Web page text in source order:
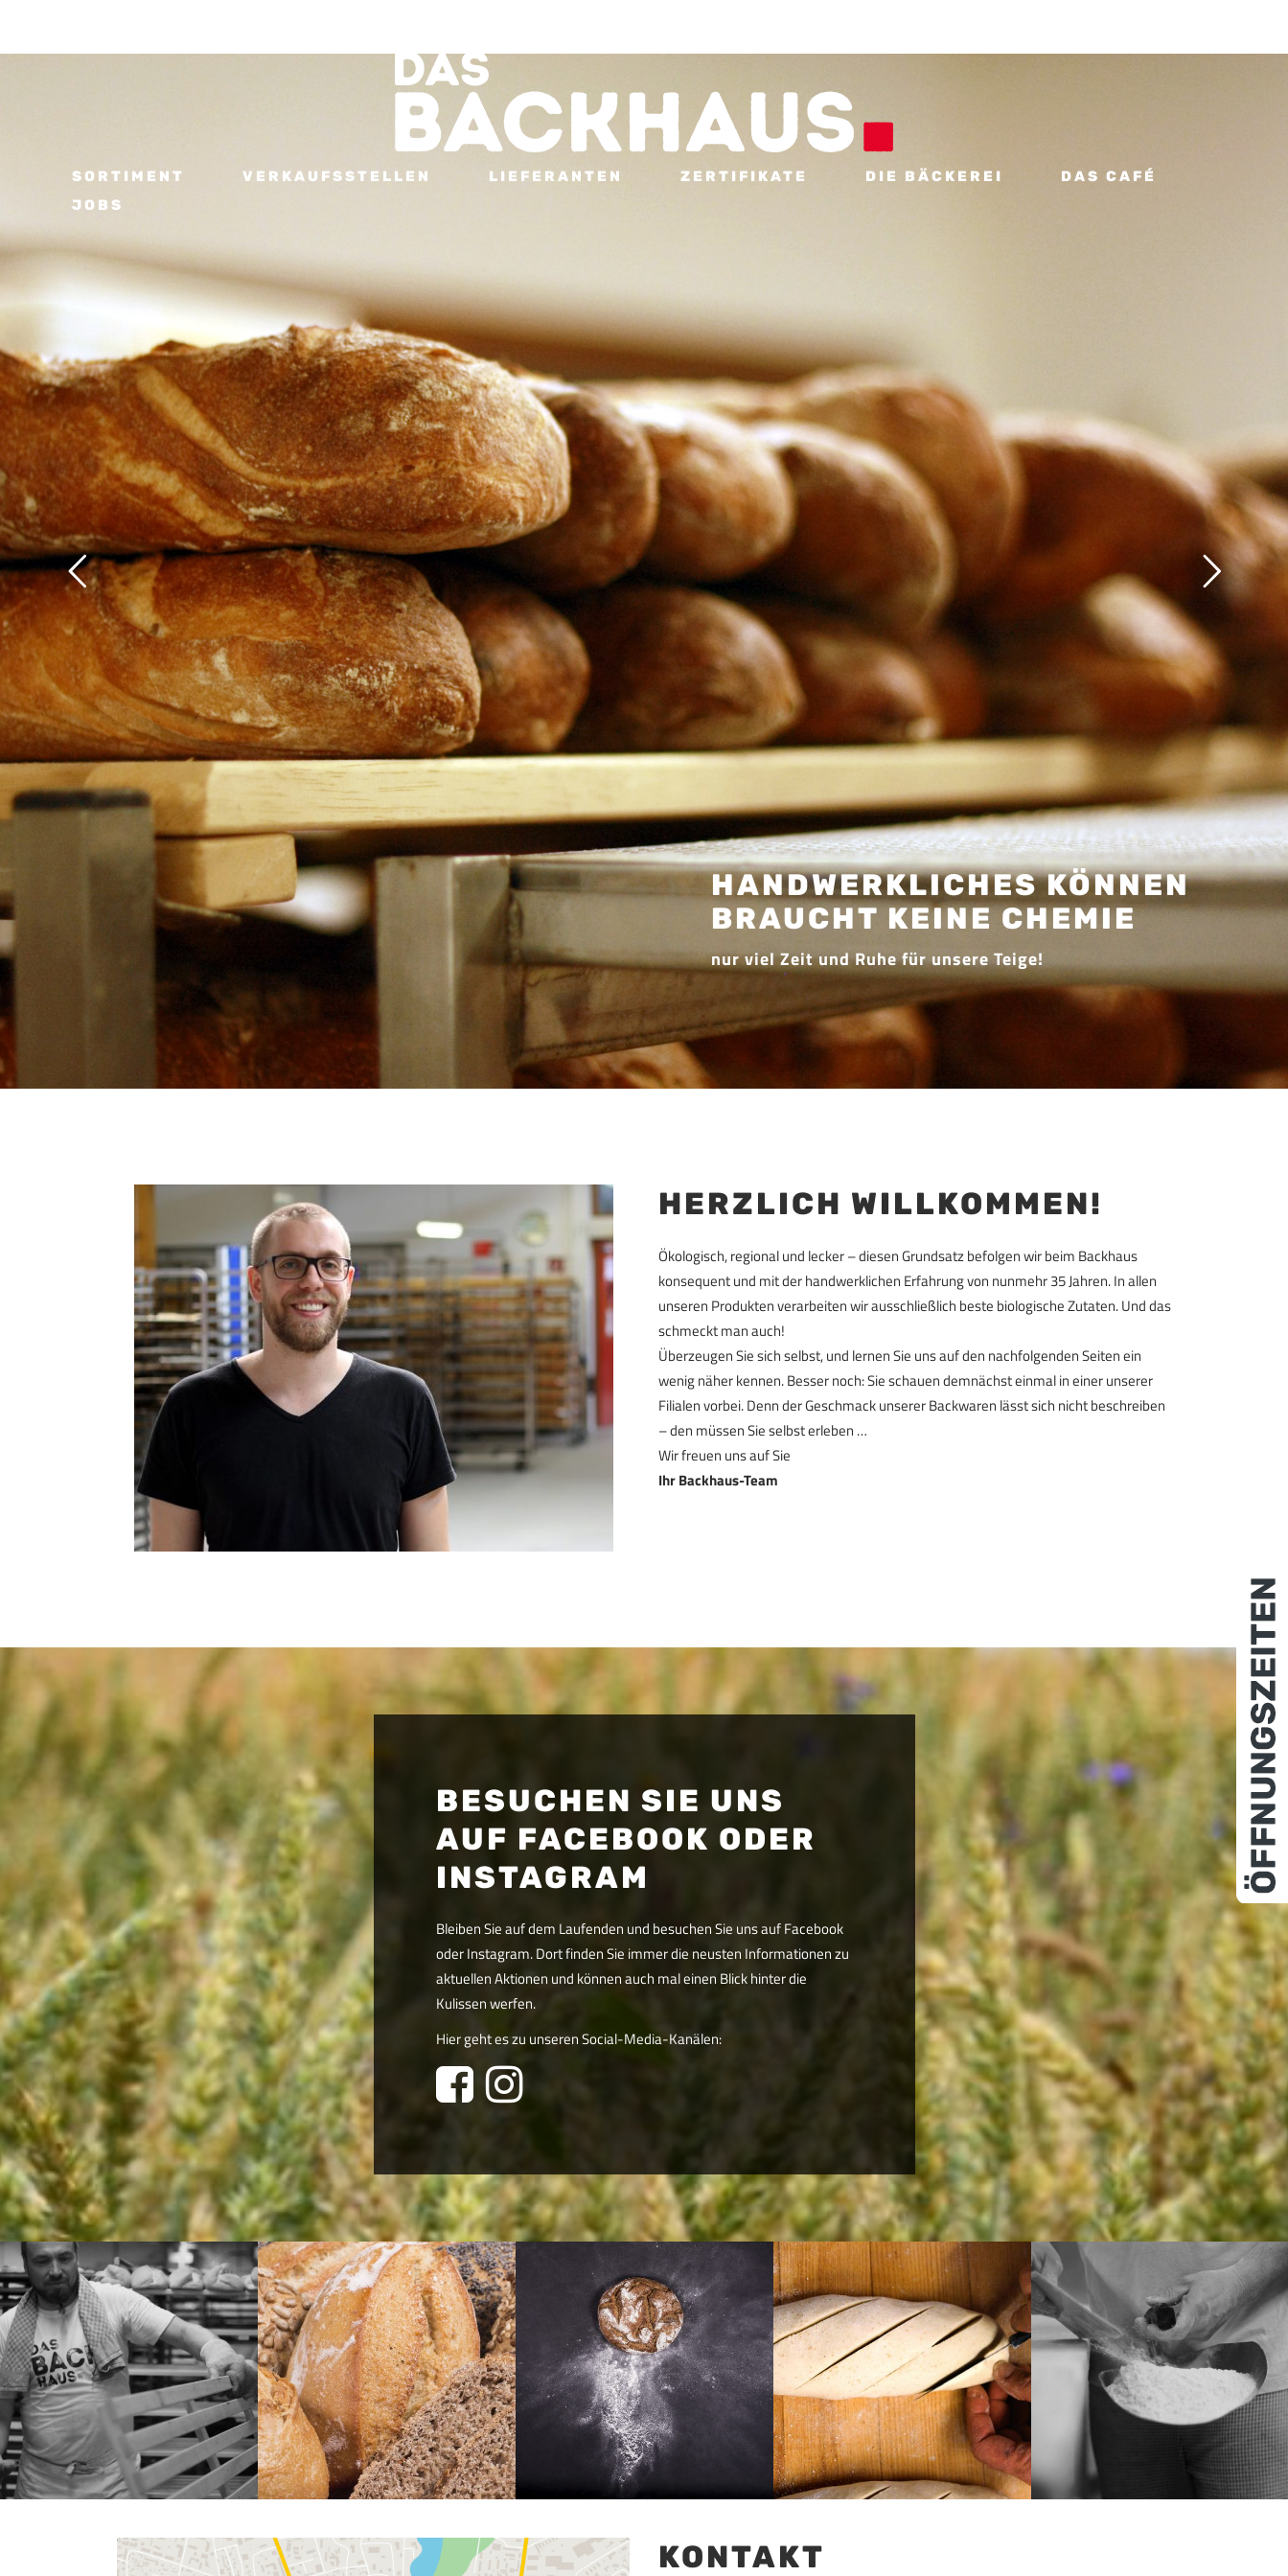
SORTIMENT VERKAUFSSTELLEN LIEFERANTEN ZERTIFIKATE DIE BÄCKEREI
DAS CAFÉ
JOBS
UNSER GETREIDE
MAHLEN WIR MIT DER
ENERGIE DER SONNE
Erneuerbare Energien zu nutzen,
ist selbstverständlicher Teil des
ökologischen Gesamtkonzepts
im Backhaus.
HERZLICH WILLKOMMEN!
Ökologisch, regional und lecker – diesen Grundsatz befolgen wir beim Backhaus
konsequent und mit der handwerklichen Erfahrung von nunmehr 35 Jahren. In allen
unseren Produkten verarbeiten wir ausschließlich beste biologische Zutaten. Und das
schmeckt man auch!
Überzeugen Sie sich selbst, und lernen Sie uns auf den nachfolgenden Seiten ein
wenig näher kennen. Besser noch: Sie schauen demnächst einmal in einer unserer
Filialen vorbei. Denn der Geschmack unserer Backwaren lässt sich nicht beschreiben
– den müssen Sie selbst erleben …
Wir freuen uns auf Sie
Ihr Backhaus-Team
BESUCHEN SIE UNS
AUF FACEBOOK ODER
INSTAGRAM
Bleiben Sie auf dem Laufenden und besuchen Sie uns auf Facebook
oder Instagram. Dort finden Sie immer die neusten Informationen zu
aktuellen Aktionen und können auch mal einen Blick hinter die
Kulissen werfen.
Hier geht es zu unseren Social-Media-Kanälen:
KONTAKT